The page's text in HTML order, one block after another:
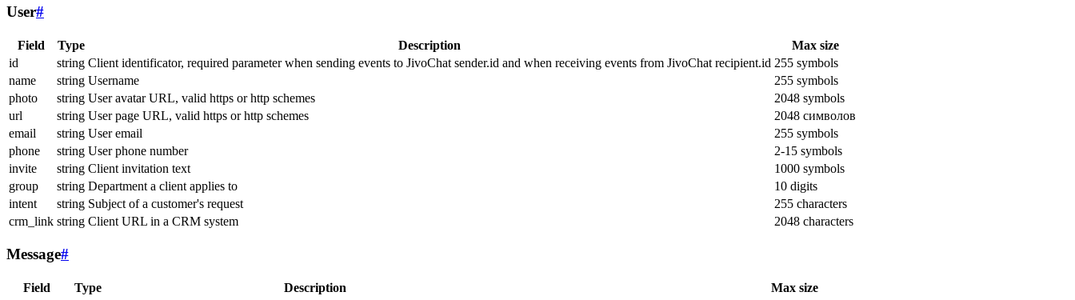
User#
Field Type Description
Max size
id
string Client identificator, required parameter when sending events to JivoChat sender.id and when receiving events from JivoChat recipient.id 255 symbols
name
string Username
255 symbols
photo
string User avatar URL, valid https or http schemes
2048 symbols
url
string User page URL, valid https or http schemes
2048 символов
email
string User email
255 symbols
phone
string User phone number
2-15 symbols
invite
string Client invitation text
1000 symbols
group
string Department a client applies to
10 digits
intent
string Subject of a customer's request
255 characters
crm_link string Client URL in a CRM system 2048 characters
Message#
Field Type Description
Max size